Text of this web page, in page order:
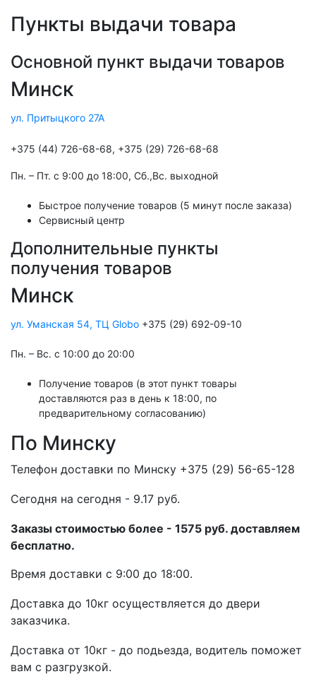
Пункты выдачи товара
Основной пункт выдачи товаров
Минск
ул. Притыцкого 27А
+375 (44) 726-68-68, +375 (29) 726-68-68
Пн. – Пт. с 9:00 до 18:00, Cб.,Вс. выходной
Быстрое получение товаров (5 минут после заказа)
Сервисный центр
Дополнительные пункты
получения товаров
Минск
ул. Уманская 54, ТЦ Globo +375 (29) 692-09-10
Пн. – Вс. с 10:00 до 20:00
Получение товаров (в этот пункт товары
доставляются раз в день к 18:00, по
предварительному согласованию)
По Минску
Телефон доставки по Минску +375 (29) 56-65-128
Cегодня на сегодня - 9.17 руб.
Заказы стоимостью более - 1575 руб. доставляем
бесплатно.
Время доставки с 9:00 до 18:00.
Доставка до 10кг осуществляется до двери
заказчика.
Доставка от 10кг - до подьезда, водитель поможет
вам с разгрузкой.